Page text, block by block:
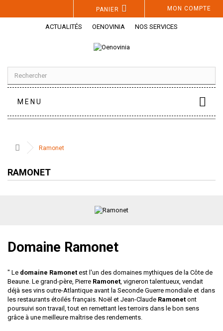
MON COMPTE
PANIER
ACTUALITÉS OENOVINIA NOS SERVICES
MENU
Ramonet
RAMONET
Domaine Ramonet
" Le domaine Ramonet est l'un des domaines mythiques de la Côte de
Beaune. Le grand-père, Pierre Ramonet , vigneron talentueux, vendait
déjà ses vins outre-Atlantique avant la Seconde Guerre mondiale et dans
les restaurants étoilés français. Noël et Jean-Claude Ramonet ont
poursuivi son travail, tout en remettant les terroirs dans le bon sens
grâce à une meilleure maîtrise des rendements.